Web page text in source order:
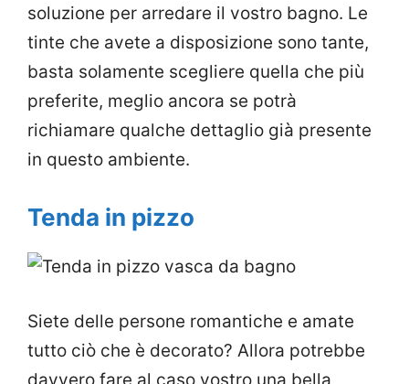
soluzione per arredare il vostro bagno. Le
tinte che avete a disposizione sono tante,
basta solamente scegliere quella che più
preferite, meglio ancora se potrà
richiamare qualche dettaglio già presente
in questo ambiente.
Tenda in pizzo
Siete delle persone romantiche e amate
tutto ciò che è decorato? Allora potrebbe